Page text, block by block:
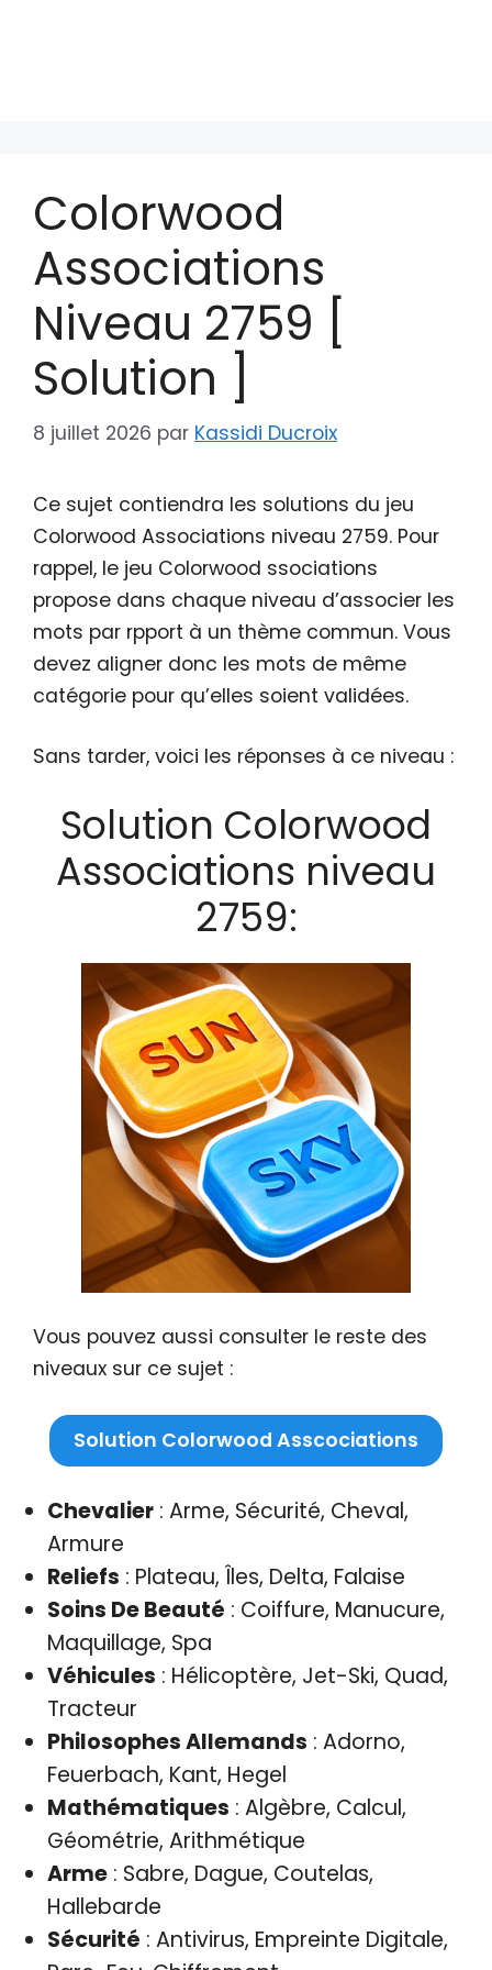
Colorwood
Associations
Niveau 2759 [
Solution ]
8 juillet 2026 par Kassidi Ducroix
Ce sujet contiendra les solutions du jeu
Colorwood Associations niveau 2759. Pour
rappel, le jeu Colorwood ssociations
propose dans chaque niveau d’associer les
mots par rpport à un thème commun. Vous
devez aligner donc les mots de même
catégorie pour qu’elles soient validées.
Sans tarder, voici les réponses à ce niveau :
Solution Colorwood
Associations niveau
2759:
Vous pouvez aussi consulter le reste des
niveaux sur ce sujet :
Solution Colorwood Asscociations
Chevalier: Arme, Sécurité, Cheval,
Armure
Reliefs : Plateau, Îles, Delta, Falaise
Soins De Beauté : Coiffure, Manucure,
Maquillage, Spa
Véhicules : Hélicoptère, Jet-Ski, Quad,
Tracteur
Philosophes Allemands : Adorno,
Feuerbach, Kant, Hegel
Mathématiques : Algèbre, Calcul,
Géométrie, Arithmétique
Arme: Sabre, Dague, Coutelas,
Hallebarde
Sécurité : Antivirus, Empreinte Digitale,